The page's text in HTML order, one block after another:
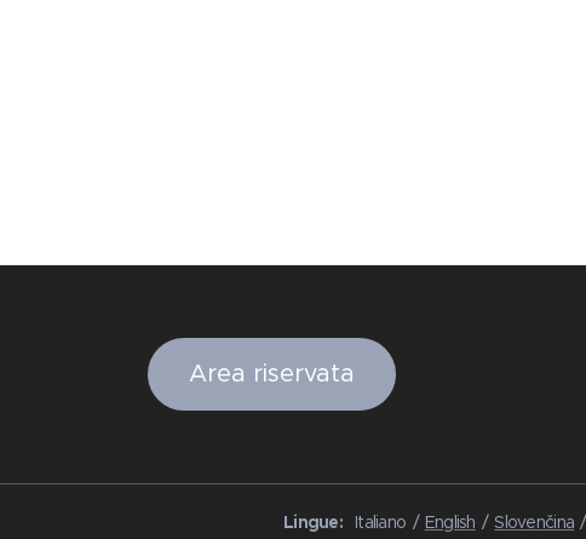
Area riservata
Lingue Italiano English Slovenčina